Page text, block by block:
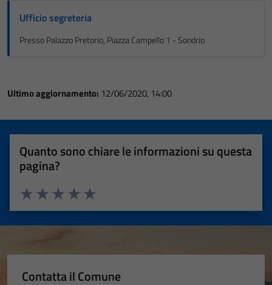
Ufficio segreteria
Presso Palazzo Pretorio, Piazza Campello 1 - Sondrio
Ultimo aggiornamento: 12/06/2020, 14:00
Quanto sono chiare le informazioni su questa
pagina?
Valuta 5 stelle su 5
Valuta 4 stelle su 5
Valuta 3 stelle su 5
Valuta 2 stelle su 5
Valuta 1 stelle su 5
Contatta il Comune